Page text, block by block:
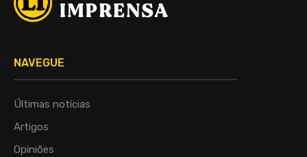
NAVEGUE
Últimas notícias
Artigos
Opiniões